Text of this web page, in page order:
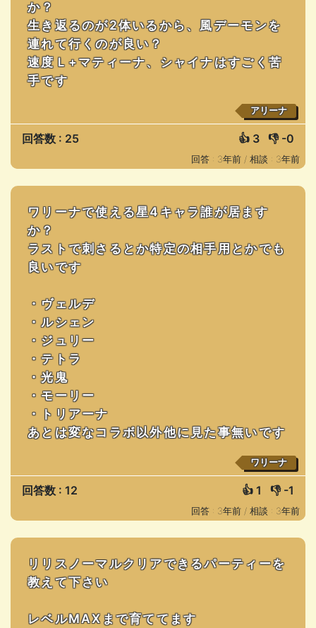
か？
生き返るのが2体いるから、風デーモンを
連れて行くのが良い？
速度Ｌ+マティーナ、シャイナはすごく苦
手です
アリーナ
回答数 : 25 👍 3 👎 -0
回答 : 3年前 / 相談 : 3年前
ワリーナで使える星4キャラ誰が居ます
か？
ラストで刺さるとか特定の相手用とかでも
良いです
・ヴェルデ
・ルシェン
・ジュリー
・テトラ
・光鬼
・モーリー
・トリアーナ
あとは変なコラボ以外他に見た事無いです
ワリーナ
回答数 : 12 👍 1 👎 -1
回答 : 3年前 / 相談 : 3年前
リリスノーマルクリアできるパーティーを
教えて下さい
レベルMAXまで育ててます